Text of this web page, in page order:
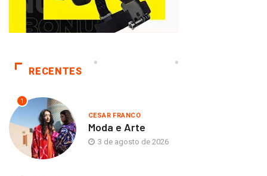
RECENTES
1
CESAR FRANCO
Moda e Arte
3 de agosto de 2026